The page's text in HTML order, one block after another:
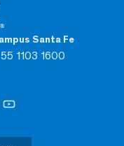
Santa Fe
55 1103 1600